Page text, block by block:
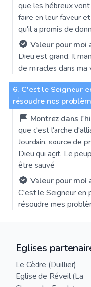
que les hébreux
faire en leur faveur
qu'il a promis de
Valeur pour moi
Dieu est grand. Il
de miracles dans ma
6. C'est le Seigneur
résoudre nos
Montrez dans
que c'est l'arche
Jourdain, source de
Dieu qui agit. Le
être sauvé.
Valeur pour moi
C'est le Seigneur en
résoudre mes
Eglises
Le Cèdre (Duillier)
Eglise de Réveil (La